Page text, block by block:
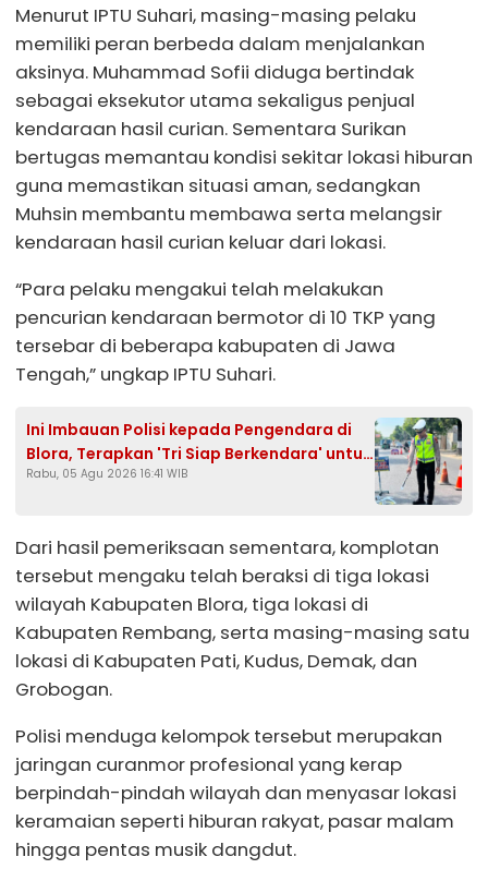
Menurut IPTU Suhari, masing-masing pelaku
memiliki peran berbeda dalam menjalankan
aksinya. Muhammad Sofii diduga bertindak
sebagai eksekutor utama sekaligus penjual
kendaraan hasil curian. Sementara Surikan
bertugas memantau kondisi sekitar lokasi hiburan
guna memastikan situasi aman, sedangkan
Muhsin membantu membawa serta melangsir
kendaraan hasil curian keluar dari lokasi.
“Para pelaku mengakui telah melakukan
pencurian kendaraan bermotor di 10 TKP yang
tersebar di beberapa kabupaten di Jawa
Tengah,” ungkap IPTU Suhari.
Ini Imbauan Polisi kepada Pengendara di
Blora, Terapkan 'Tri Siap Berkendara' untuk
Cegah Kecelakaan
Rabu, 05 Agu 2026 16:41 WIB
Dari hasil pemeriksaan sementara, komplotan
tersebut mengaku telah beraksi di tiga lokasi
wilayah Kabupaten Blora, tiga lokasi di
Kabupaten Rembang, serta masing-masing satu
lokasi di Kabupaten Pati, Kudus, Demak, dan
Grobogan.
Polisi menduga kelompok tersebut merupakan
jaringan curanmor profesional yang kerap
berpindah-pindah wilayah dan menyasar lokasi
keramaian seperti hiburan rakyat, pasar malam
hingga pentas musik dangdut.